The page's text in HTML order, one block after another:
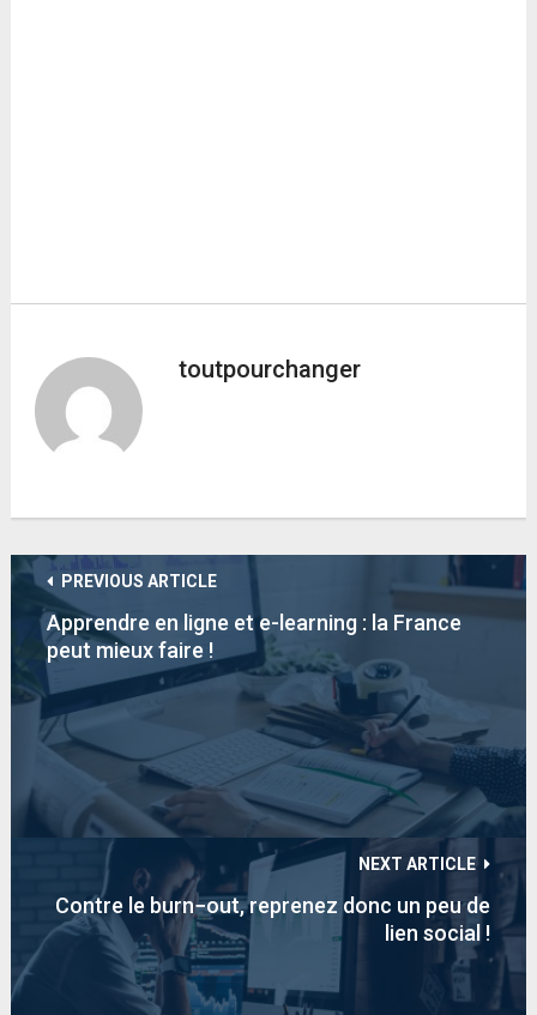
toutpourchanger
PREVIOUS ARTICLE
Apprendre en ligne et e-learning : la France
peut mieux faire !
NEXT ARTICLE
Contre le burn−out, reprenez donc un peu de
lien social !